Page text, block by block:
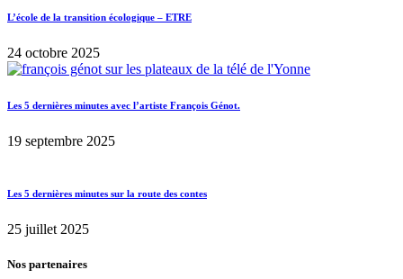
L’école de la transition écologique – ETRE
24 octobre 2025
Les 5 dernières minutes avec l’artiste François Génot.
19 septembre 2025
Les 5 dernières minutes sur la route des contes
25 juillet 2025
Nos partenaires